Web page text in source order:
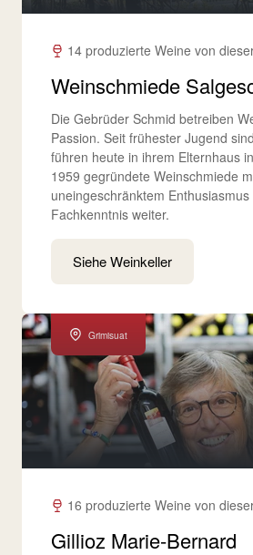
14 produzierte Weine von
Weinschmiede
Die Gebrüder Schmid betreiben
Passion. Seit frühester Jugend
führen heute in ihrem Elternhaus
1959 gegründete Weinschmiede
uneingeschränktem Enthusiasmus
Fachkenntnis weiter.
Siehe Weinkeller
Grimisuat
16 produzierte Weine von
Gillioz Marie-Bernard